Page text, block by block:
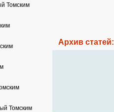
Томским
Томским
Архив статей: